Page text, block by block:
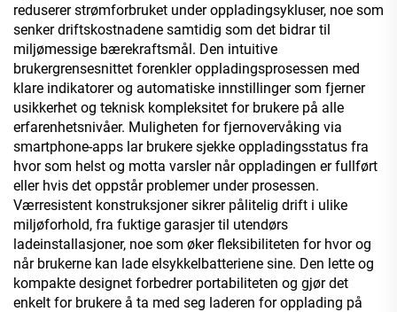
reduserer strømforbruket under oppladingsykluser, noe som
senker driftskostnadene samtidig som det bidrar til
miljømessige bærekraftsmål. Den intuitive
brukergrensesnittet forenkler oppladingsprosessen med
klare indikatorer og automatiske innstillinger som fjerner
usikkerhet og teknisk kompleksitet for brukere på alle
erfarenhetsnivåer. Muligheten for fjernovervåking via
smartphone-apps lar brukere sjekke oppladingsstatus fra
hvor som helst og motta varsler når oppladingen er fullført
eller hvis det oppstår problemer under prosessen.
Værresistent konstruksjoner sikrer pålitelig drift i ulike
miljøforhold, fra fuktige garasjer til utendørs
ladeinstallasjoner, noe som øker fleksibiliteten for hvor og
når brukerne kan lade elsykkelbatteriene sine. Den lette og
kompakte designet forbedrer portabiliteten og gjør det
enkelt for brukere å ta med seg laderen for opplading på